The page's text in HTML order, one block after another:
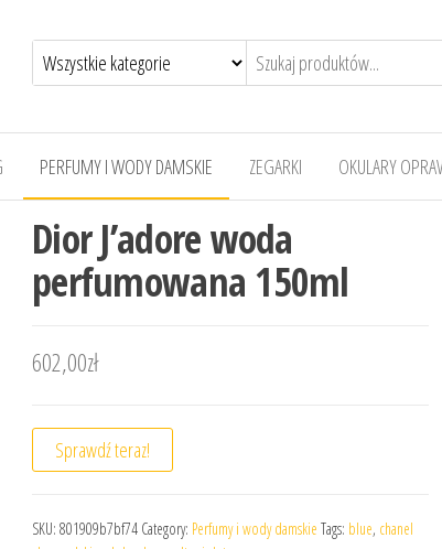
PERFUMY I WODY DAMSKIE ZEGARKI OKULARY
Dior J’adore woda
perfumowana 150ml
602,00zł
Sprawdź teraz!
SKU: 801909b7bf74 Category: Perfumy i wody damskie Tags: blue, chanel